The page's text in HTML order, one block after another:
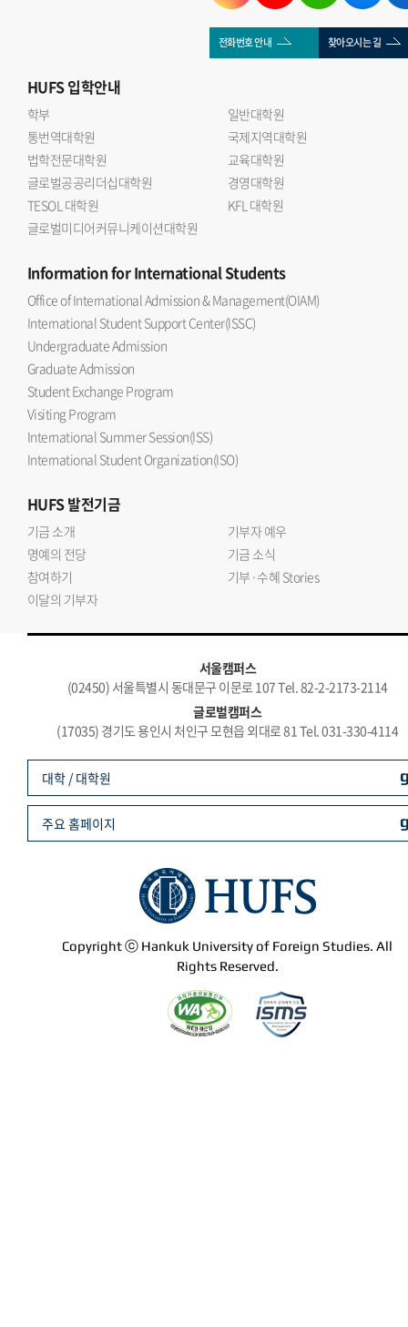
전화번호 안내 찾아오시는 길
HUFS입학안내
학부
일반대학원
통번역대학원
국제지역대학원
법학전문대학원
교육대학원
글로벌공공리더십대학원
경영대학원
TESOL 대학원
KFL 대학원
글로벌미디어커뮤니케이션대학원
Informationfor International Students
Office of International Admission & Management(OIAM)
International Student Support Center(ISSC)
Undergraduate Admission
Graduate Admission
Student Exchange Program
Visiting Program
International Summer Session(ISS)
International Student Organization(ISO)
HUFS발전기금
기금 소개
기부자 예우
명예의 전당
기금 소식
참여하기
기부·수혜 Stories
이달의 기부자
서울캠퍼스
(02450) 서울특별시 동대문구 이문로 107 Tel. 82-2-2173-2114
글로벌캠퍼스
(17035) 경기도 용인시 처인구 모현읍 외대로 81 Tel. 031-330-4114
Copyright ⓒ Hankuk University of Foreign Studies. All
Rights Reserved.
대학 / 대학원
주요 홈페이지